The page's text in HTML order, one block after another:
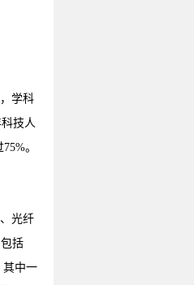
学科
技人
。
光纤
括
其中一